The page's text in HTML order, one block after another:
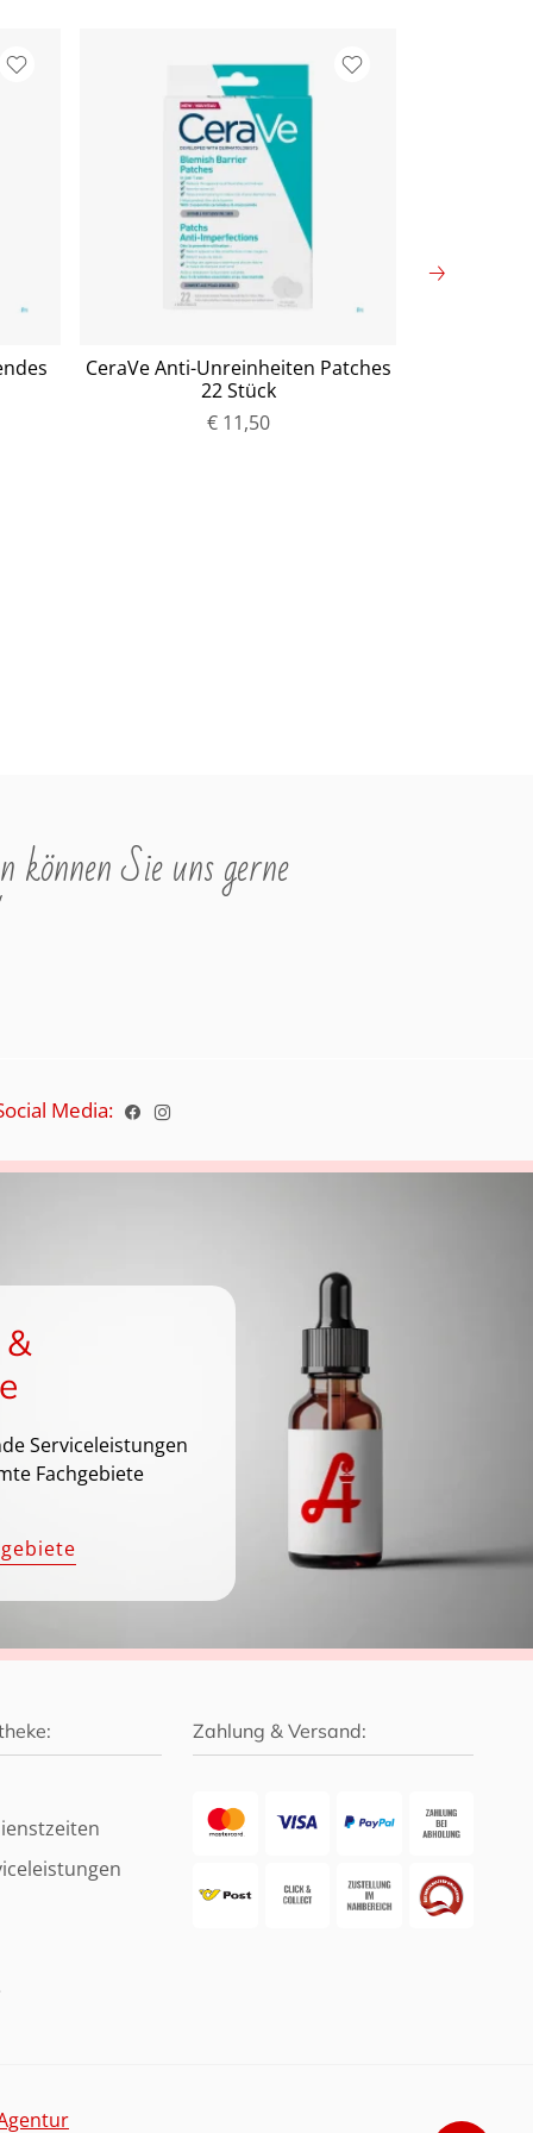
CeraVe Anti-Unreinheiten Patches
22 Stück
€ 11,50
P
Sie uns gerne
Media:
Serviceleistungen
Fachgebiete
Zahlung & Versand: